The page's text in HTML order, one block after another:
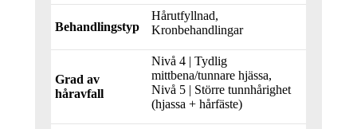
Behandlingstyp
Hårutfyllnad,
Kronbehandlingar
Grad av
håravfall
Nivå 4 | Tydlig
mittbena/tunnare hjässa,
Nivå 5 | Större tunnhårighet
(hjassa + hårfäste)